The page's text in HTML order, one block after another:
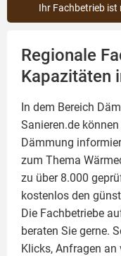
Ihr Fachbetrieb
Regionale
Kapazitäten
In dem Bereich
Sanieren.de
Dämmung
zum Thema
zu über 8.000
kostenlos den
Die Fachbetriebe
beraten Sie gerne.
Klicks, Anfragen an